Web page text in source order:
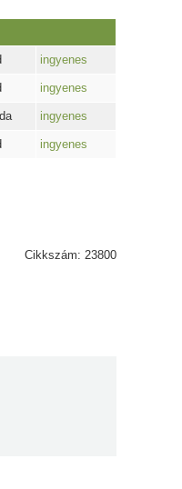
ingyenes
ingyenes
ingyenes
ingyenes
Cikkszám: 23800